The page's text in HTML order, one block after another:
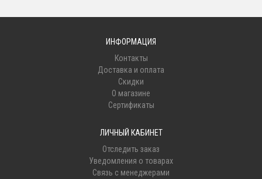
ИНФОРМАЦИЯ
Контакты
Доставка и оплата
Скидки
О магазине
Сертификаты
ЛИЧНЫЙ КАБИНЕТ
Отследить заказ
Уведомления о товарах
Связь с менеджерами